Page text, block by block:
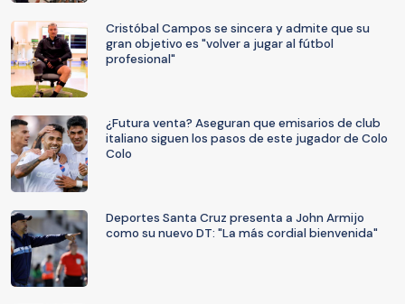
Cristóbal Campos se sincera y admite que su
gran objetivo es "volver a jugar al fútbol
profesional"
¿Futura venta? Aseguran que emisarios de club
italiano siguen los pasos de este jugador de Colo
Colo
Deportes Santa Cruz presenta a John Armijo
como su nuevo DT: "La más cordial bienvenida"